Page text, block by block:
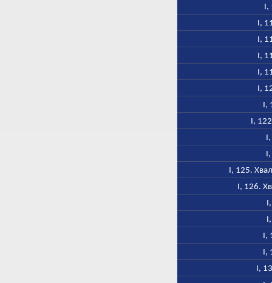
I,
I,
I,
I,
I,
I,
I,
I,
I, 125.
I, 126.
I,
I,
I,